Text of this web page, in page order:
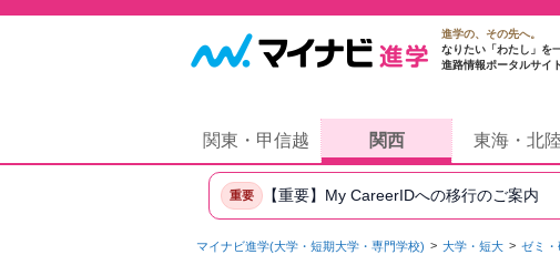
進学の、その先へ。
なりたい「わたし」を
進路情報ポータルサイト
関東・甲信越 関西 東海・北陸
重要 【重要】My CareerIDへの移行のご案内
マイナビ進学(大学・短期大学・専門学校) 大学・短大 ゼミ